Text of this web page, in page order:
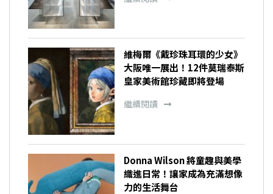
維梅爾《戴珍珠耳環的少女》
大阪唯一展出！12件莫瑞泰斯
皇家美術館珍藏即將登場
繼續閱讀
Donna Wilson 將童趣與美學
織進日常！讓家成為充滿想像
力的生活舞台